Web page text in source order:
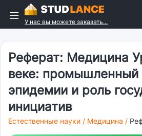
У нас вы можете заказать...
Реферат: Медицина
веке: промышленный
эпидемии и роль
инициатив
Естественные науки / Медицина /